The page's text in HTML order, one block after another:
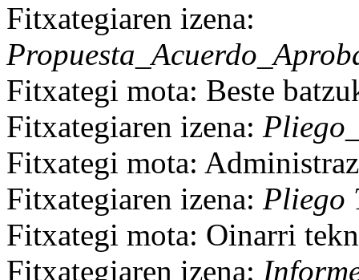
Fitxategiaren izena:
Fitxategi mota: Beste
Fitxategiaren izena:
Fitxategi mota:
Fitxategiaren izena: Pliego
Fitxategi mota: Oinarri
Fitxategiaren izena: